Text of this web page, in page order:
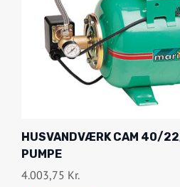
HUSVANDVÆRK CAM 40/
PUMPE
4.003,75 Kr.